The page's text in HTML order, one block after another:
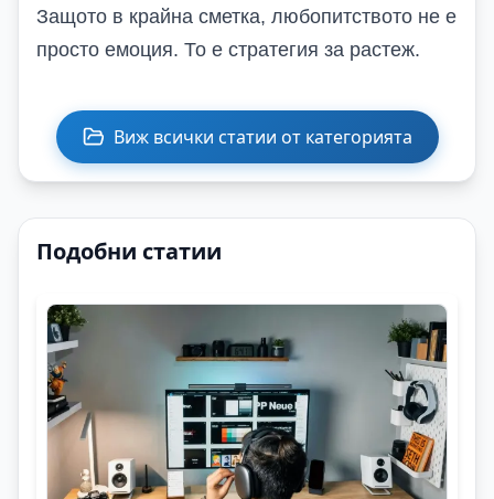
Защото в крайна сметка, любопитството не е
просто емоция. То е стратегия за растеж.
Виж всички статии от категорията
Подобни статии